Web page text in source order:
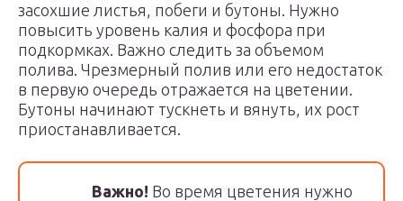
засохшие листья, побеги и бутоны. Нужно
повысить уровень калия и фосфора при
подкормках. Важно следить за объемом
полива. Чрезмерный полив или его недостаток
в первую очередь отражается на цветении.
Бутоны начинают тускнеть и вянуть, их рост
приостанавливается.
Важно! Во время цветения нужно